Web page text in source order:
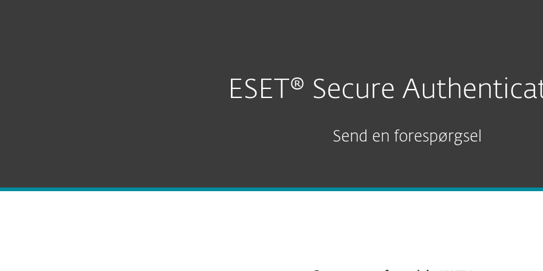
ESET® Secure
Send en forespørgsel